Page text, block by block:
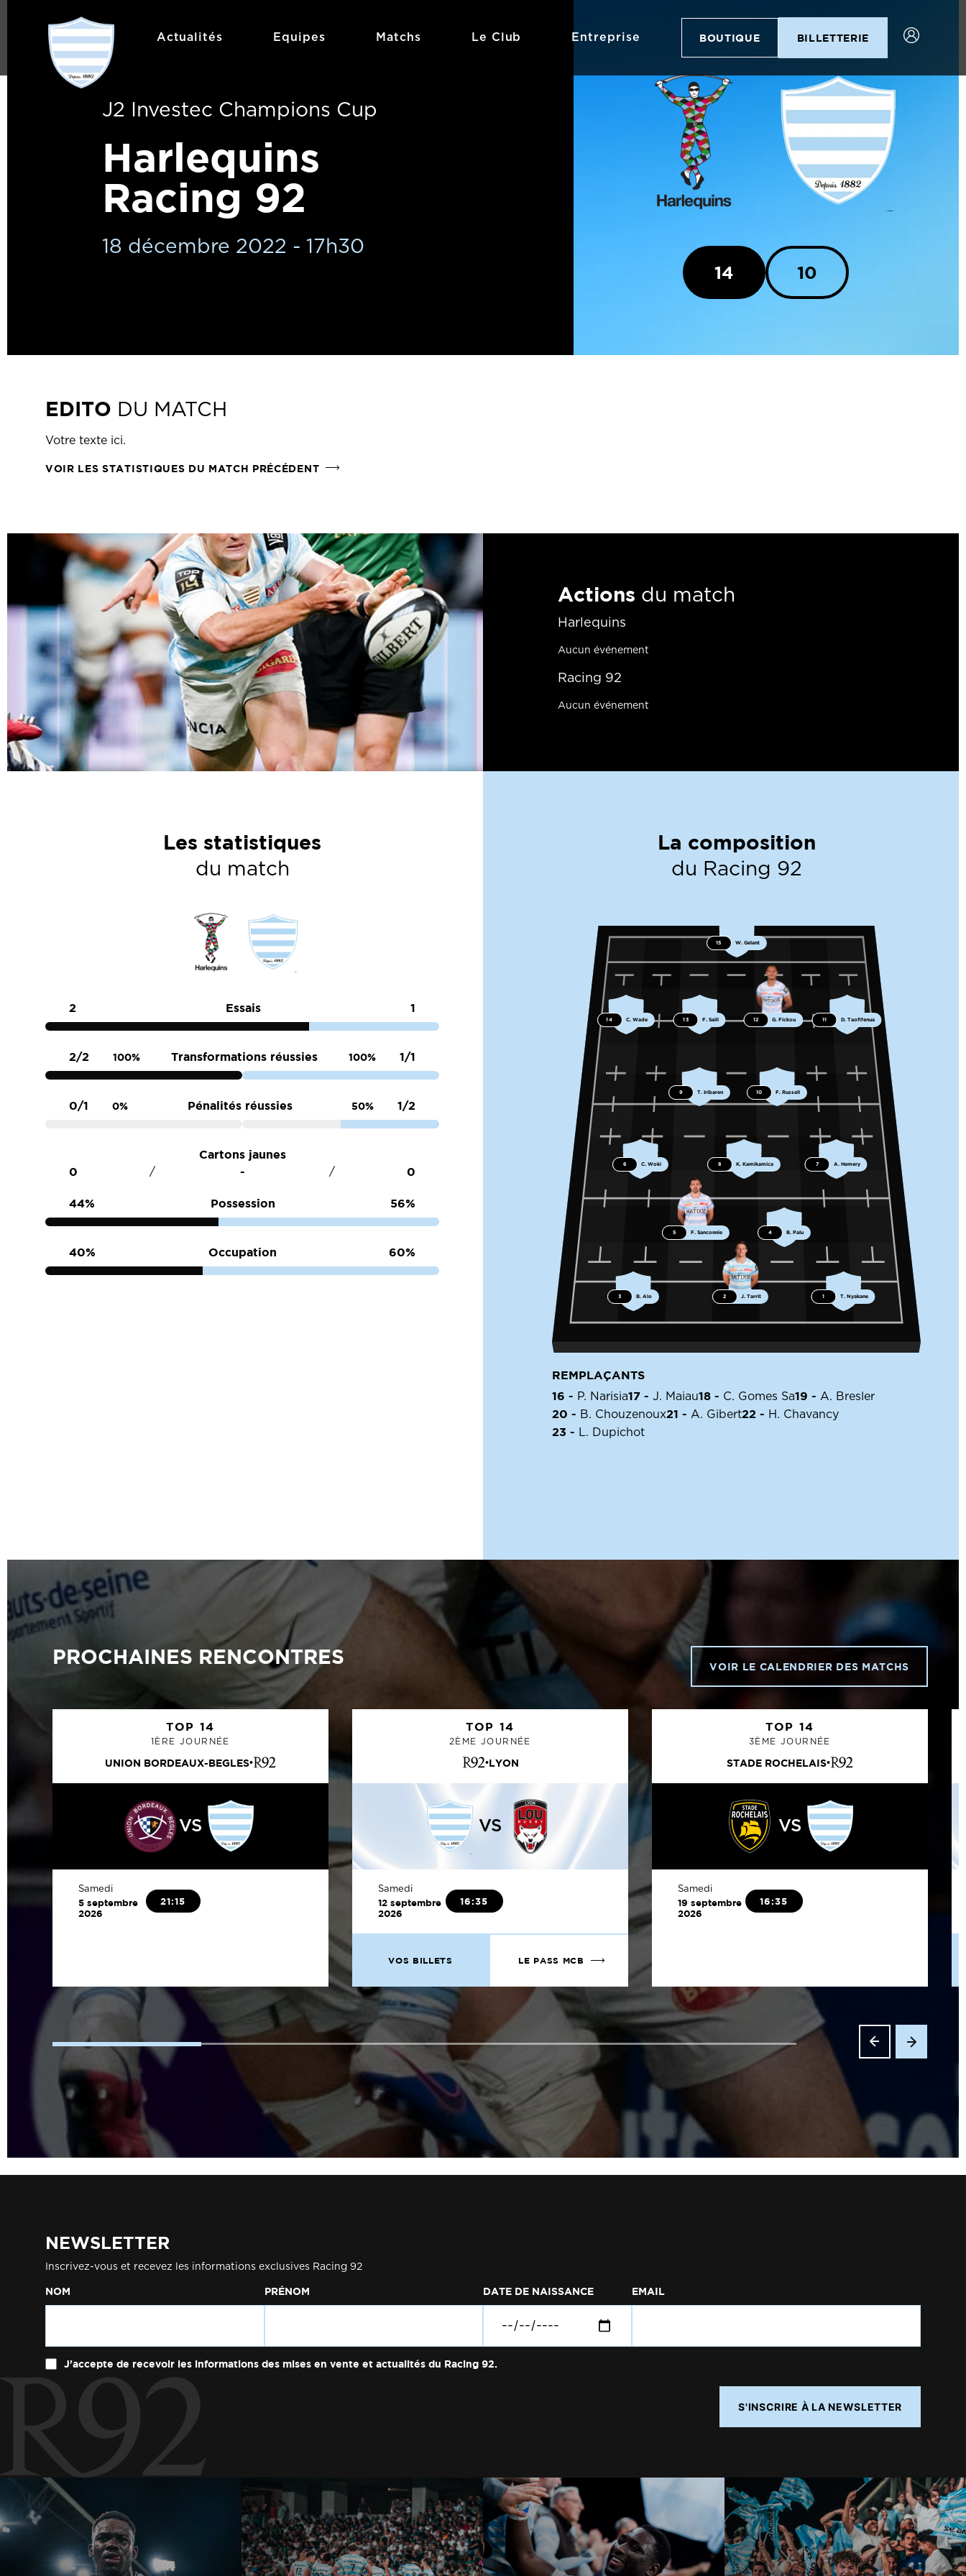
Actualités Equipes Matchs Le Club Entreprise BOUTIQUE BILLETTERIE
J2 Investec Champions Cup
Harlequins
Racing 92
18 décembre 2022 - 17h30
14
10
EDITO DU MATCH
Votre texte ici.
VOIR LES STATISTIQUES DU MATCH PRÉCÉDENT
Actions du match
Harlequins
Aucun événement
Racing 92
Aucun événement
Les statistiques
du match
2 Essais 1
2/2 100% Transformations réussies 100% 1/1
0/1 0% Pénalités réussies 50% 1/2
Cartons jaunes
0
/ / 0
44% Possession 56%
40% Occupation 60%
La composition
du Racing 92
1 T. Nyakane
2 J. Tarrit
3 B. Alo
4 B. Palu
5 F. Sanconnie
6 C. Woki 7 A. Hemery
8 K. Kamikamica
9 T. Iribaren 10 F. Russell
11 D. Taofifenua
12 G. Fickou
13 F. Saili
14 C. Wade
15 W. Gelant
REMPLAÇANTS
16 - P. Narisia17 - J. Maiau18 - C. Gomes Sa19 - A. Bresler
20 - B. Chouzenoux21 - A. Gibert22 - H. Chavancy
23 - L. Dupichot
PROCHAINES RENCONTRES VOIR LE CALENDRIER DES MATCHS
TOP 14
1ÈRE JOURNÉE
UNION BORDEAUX-BEGLES
VS
Samedi
5 septembre
2026
21:15
TOP 14
2ÈME JOURNÉE
LYON
VS
Samedi
12 septembre
2026
16:35
VOS BILLETS LE PASS MCB
TOP 14
3ÈME JOURNÉE
STADE ROCHELAIS
VS
Samedi
19 septembre
2026
16:35
NEWSLETTER
Inscrivez-vous et recevez les informations exclusives Racing 92
NOM PRÉNOM DATE DE NAISSANCE EMAIL
J'accepte de recevoir les informations des mises en vente et actualités du Racing 92.
S'INSCRIRE À LA NEWSLETTER